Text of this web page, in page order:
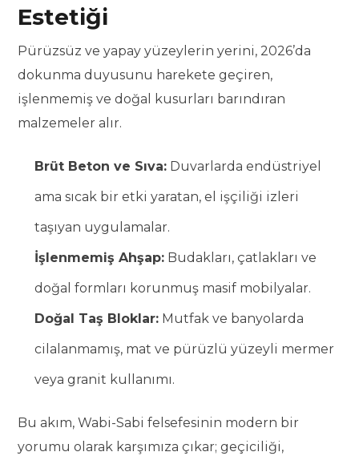
Estetiği
Pürüzsüz ve yapay yüzeylerin yerini, 2026’da
dokunma duyusunu harekete geçiren,
işlenmemiş ve doğal kusurları barındıran
malzemeler alır.
Brüt Beton ve Sıva: Duvarlarda endüstriyel
ama sıcak bir etki yaratan, el işçiliği izleri
taşıyan uygulamalar.
İşlenmemiş Ahşap: Budakları, çatlakları ve
doğal formları korunmuş masif mobilyalar.
Doğal Taş Bloklar: Mutfak ve banyolarda
cilalanmamış, mat ve pürüzlü yüzeyli mermer
veya granit kullanımı.
Bu akım, Wabi-Sabi felsefesinin modern bir
yorumu olarak karşımıza çıkar; geçiciliği,